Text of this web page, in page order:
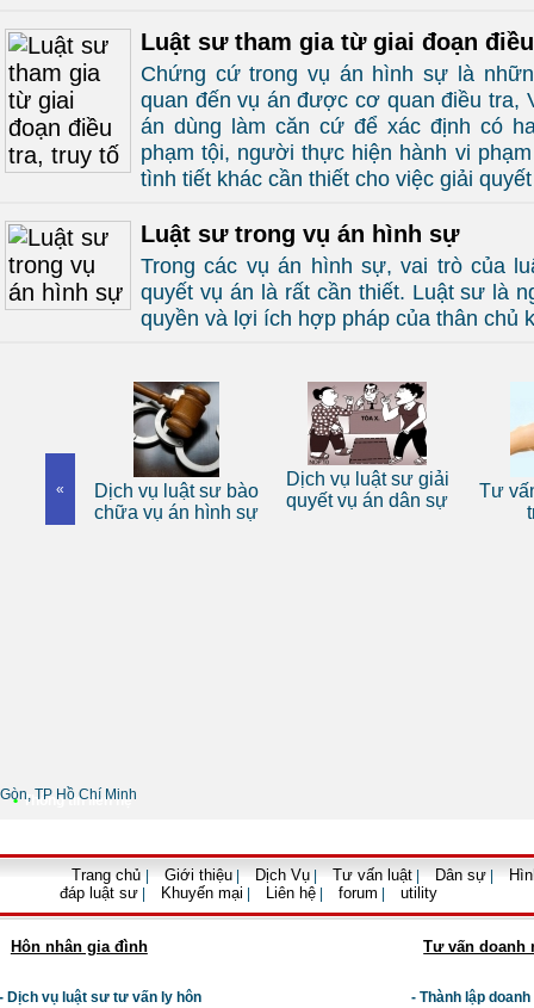
Luật sư tham gia từ giai đoạn
Chứng cứ trong vụ án hình sự là
quan đến vụ án được cơ quan điều tra,
án dùng làm căn cứ để xác định có
phạm tội, người thực hiện hành vi
tình tiết khác cần thiết cho việc giải
Luật sư trong vụ án hình sự
Trong các vụ án hình sự, vai trò của
quyết vụ án là rất cần thiết. Luật sư là
quyền và lợi ích hợp pháp của thân chủ
«
Dịch vụ luật sư bào
chữa vụ án hình sự
Dịch vụ luật sư giải
quyết vụ án dân sự
Tư
• Thông tin liên hệ
Gòn, TP Hồ Chí Minh
Trang chủ Giới thiệu Dịch Vụ Tư vấn luật Dân sự
đáp luật sư
Khuyến mại Liên hệ forum utility
Hôn nhân gia đình
Dịch vụ luật sư tư vấn ly hôn
Tư vấn doanh
- Thành lập